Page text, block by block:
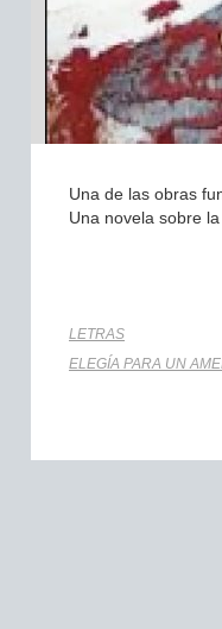
Una de las obras
Una novela sobre
LETRAS
ELEGÍA PARA UN